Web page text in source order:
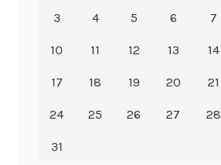
3 4 5 6 7
10 11 12 13 14
17 18 19 20 21
24 25 26 27 28
31